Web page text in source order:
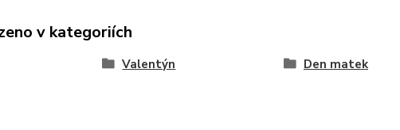
v kategoriích
Valentýn Den matek